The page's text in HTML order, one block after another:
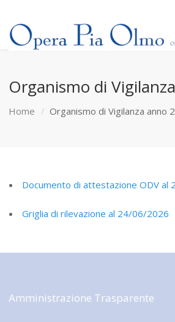
Organismo di
Home Organismo di Vigilanza anno
Documento di attestazione ODV al
Griglia di rilevazione al 24/06/2026
Amministrazione Trasparente